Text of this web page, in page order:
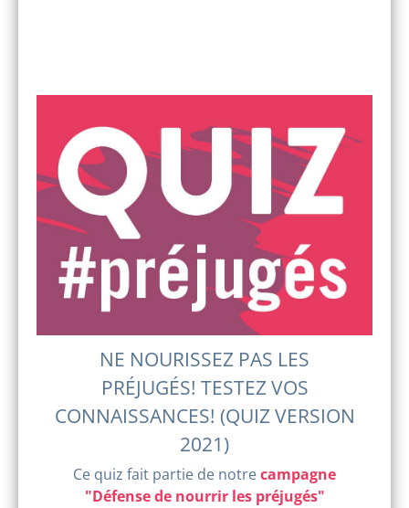
NE NOURISSEZ PAS LES
PRÉJUGÉS! TESTEZ VOS
CONNAISSANCES! (QUIZ VERSION
2021)
Ce quiz fait partie de notrecampagne
"Défense de nourrir les préjugés"